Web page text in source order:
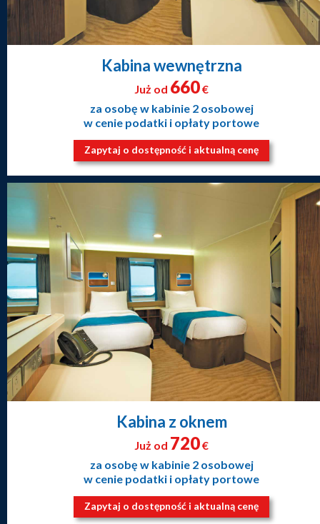
Kabina wewnętrzna
Już od 660€
za osobę w kabinie 2 osobowej
w cenie podatki i opłaty portowe
Zapytaj o dostępność i aktualną cenę
Kabina z oknem
Już od 720€
za osobę w kabinie 2 osobowej
w cenie podatki i opłaty portowe
Zapytaj o dostępność i aktualną cenę